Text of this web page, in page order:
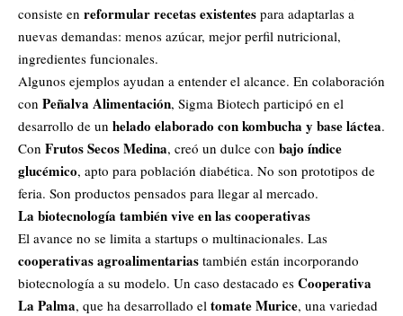
consiste en reformular recetas existentes para adaptarlas a
nuevas demandas: menos azúcar, mejor perfil nutricional,
ingredientes funcionales.
Algunos ejemplos ayudan a entender el alcance. En colaboración
con Peñalva Alimentación, Sigma Biotech participó en el
desarrollo de un helado elaborado con kombucha y base láctea.
Con Frutos Secos Medina, creó un dulce con bajo índice
glucémico, apto para población diabética. No son prototipos de
feria. Son productos pensados para llegar al mercado.
La biotecnología también vive en las cooperativas
El avance no se limita a startups o multinacionales. Las
cooperativas agroalimentarias también están incorporando
biotecnología a su modelo. Un caso destacado es Cooperativa
La Palma, que ha desarrollado el tomate Murice, una variedad